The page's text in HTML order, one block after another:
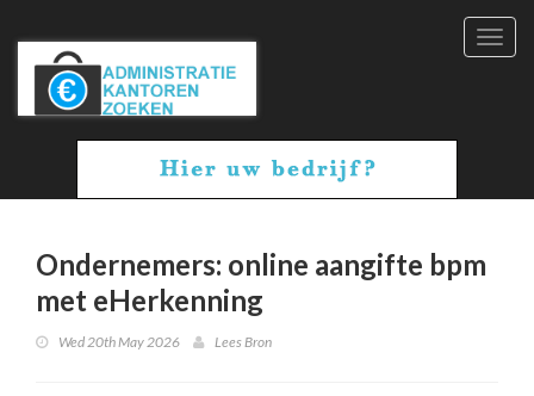
Ondernemers: online aangifte bpm
met eHerkenning
Wed 20th May 2026 Lees Bron